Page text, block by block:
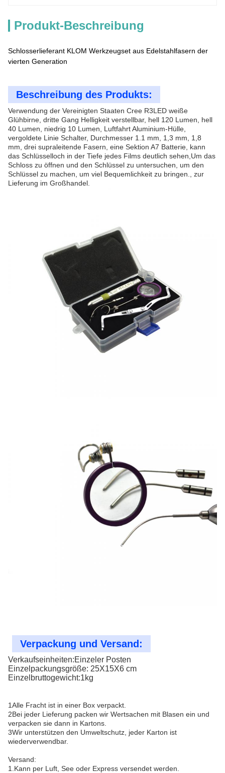
Produkt-Beschreibung
Schlosserlieferant KLOM Werkzeugset aus Edelstahlfasern der
vierten Generation
Beschreibung des Produkts:
Verwendung der Vereinigten Staaten Cree R3LED weiße
Glühbirne, dritte Gang Helligkeit verstellbar, hell 120 Lumen, hell
40 Lumen, niedrig 10 Lumen, Luftfahrt Aluminium-Hülle,
vergoldete Linie Schalter, Durchmesser 1.1 mm, 1,3 mm, 1,8
mm, drei supraleitende Fasern, eine Sektion A7 Batterie, kann
das Schlüsselloch in der Tiefe jedes Films deutlich sehen,Um das
Schloss zu öffnen und den Schlüssel zu untersuchen, um den
Schlüssel zu machen, um viel Bequemlichkeit zu bringen., zur
Lieferung im Großhandel.
Verpackung und Versand:
Verkaufseinheiten:Einzeler Posten
Einzelpackungsgröße: 25X15X6 cm
Einzelbruttogewicht:1kg
1Alle Fracht ist in einer Box verpackt.
2Bei jeder Lieferung packen wir Wertsachen mit Blasen ein und
verpacken sie dann in Kartons.
3Wir unterstützen den Umweltschutz, jeder Karton ist
wiederverwendbar.
Versand:
1.Kann per Luft, See oder Express versendet werden.